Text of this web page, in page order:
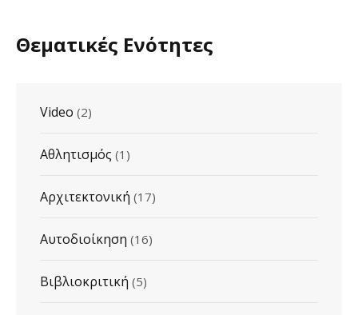
Θεματικές Ενότητες
Video (2)
Αθλητισμός (1)
Αρχιτεκτονική (17)
Αυτοδιοίκηση (16)
Βιβλιοκριτική (5)